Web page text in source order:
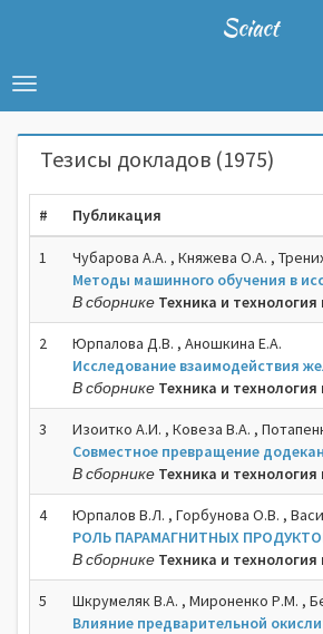
Sciact
Toggle
navigation
Тезисы докладов (1975)
# Публикация
1
Чубарова А.А. , Княжева О.А. ,
Методы машинного обучения в
В сборнике Техника и
2
Юрпалова Д.В. , Аношкина Е.А.
Исследование взаимодействия
В сборнике Техника и
3
Изоитко А.И. , Ковеза В.А. ,
Совместное превращение
В сборнике Техника и
4
Юрпалов В.Л. , Горбунова О.В. ,
РОЛЬ ПАРАМАГНИТНЫХ
В сборнике Техника и
5
Шкрумеляк В.А. , Мироненко Р.М. ,
Влияние предварительной